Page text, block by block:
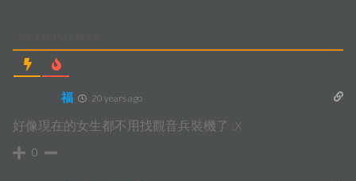
福 20 years ago
好像現在的女生都不用找觀音兵裝機了 :X
0